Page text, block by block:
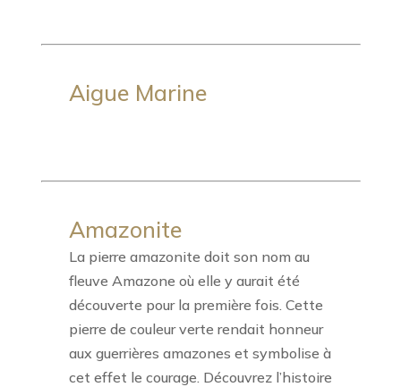
Aigue Marine
Amazonite
La pierre amazonite doit son nom au
fleuve Amazone où elle y aurait été
découverte pour la première fois. Cette
pierre de couleur verte rendait honneur
aux guerrières amazones et symbolise à
cet effet le courage. Découvrez l’histoire